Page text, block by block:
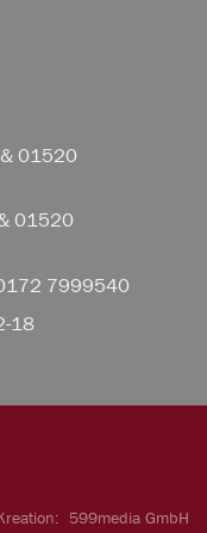
01520
01520
7999540
18
599media GmbH